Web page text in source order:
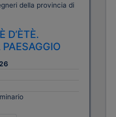
della provincia di
D’ÈTÈ.